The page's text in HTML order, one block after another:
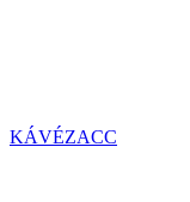
KÁVÉZACC